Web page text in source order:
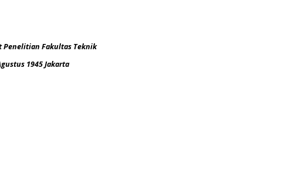
Penelitian Fakultas Teknik
1945 Jakarta